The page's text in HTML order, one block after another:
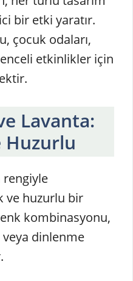
bir etki yaratır.
çocuk odaları,
etkinlikler için
Lavanta:
Huzurlu
rengiyle
ve huzurlu bir
kombinasyonu,
veya dinlenme